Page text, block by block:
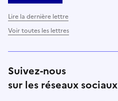
Lire la dernière lettre
Voir toutes les lettres
Suivez-nous
sur les réseaux sociaux